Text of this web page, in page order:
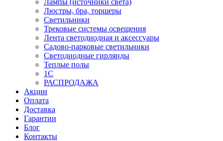
Лампы (источники света)
Люстры, бра, торшеры
Светильники
Трековые системы освещения
Лента светодиодная и аксессуары
Садово-парковые светильники
Светодиодные гирлянды
Теплые полы
1С
РАСПРОДАЖА
Акции
Оплата
Доставка
Гарантии
Блог
Контакты